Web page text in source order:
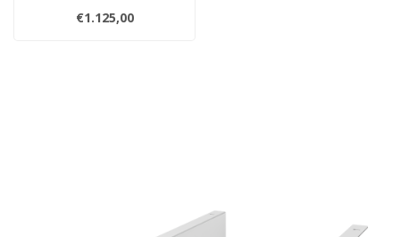
Flat High Performance
schotels. Gemaakt v..
€1.125,00